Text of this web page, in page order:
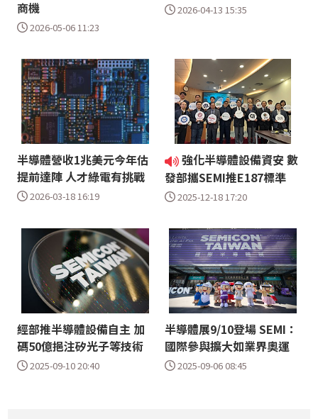
商機
2026-05-06 11:23
2026-04-13 15:35
半導體營收1兆美元今年估
提前達陣 人才綠電有挑戰
2026-03-18 16:19
強化半導體設備資安 數
發部攜SEMI推E187標準
2025-12-18 17:20
經部推半導體設備自主 加
碼50億挹注矽光子等技術
2025-09-10 20:40
半導體展9/10登場 SEMI：
國際參與擴大如業界奧運
2025-09-06 08:45